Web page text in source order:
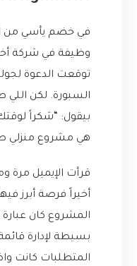
في خضم يأسي من
وظيفة في شركة
توقعت الدعوة
السبورة. لكن اللي
بيقول: “شكراً لوقتك
هي مشروع منزلي صغير. لديك
قرأت الإيميل مرة
أخيراً فرصة أبرز
المتطلبات كانت